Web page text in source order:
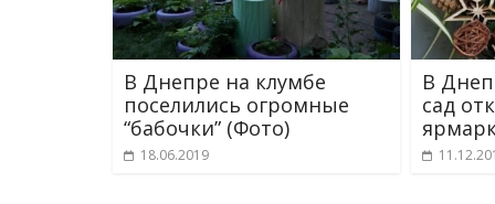
В Днепре на клумбе
поселились огромные
“бабочки” (Фото)
18.06.2019
В
сад